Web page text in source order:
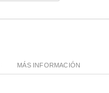
MÁS INFORMACIÓN